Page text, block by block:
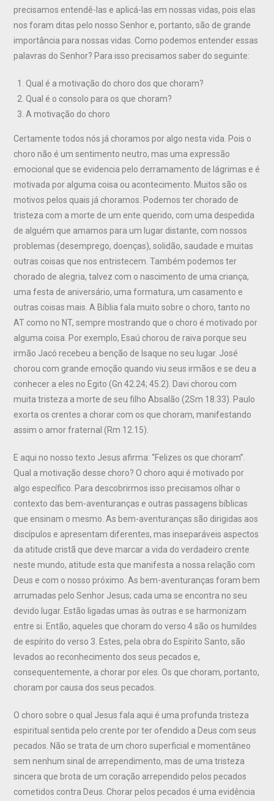
precisamos entendê-las e aplicá-las em nossas vidas, pois elas
nos foram ditas pelo nosso Senhor e, portanto, são de grande
importância para nossas vidas. Como podemos entender essas
palavras do Senhor? Para isso precisamos saber do seguinte:
Qual é a motivação do choro dos que choram?
Qual é o consolo para os que choram?
A motivação do choro
Certamente todos nós já choramos por algo nesta vida. Pois o
choro não é um sentimento neutro, mas uma expressão
emocional que se evidencia pelo derramamento de lágrimas e é
motivada por alguma coisa ou acontecimento. Muitos são os
motivos pelos quais já choramos. Podemos ter chorado de
tristeza com a morte de um ente querido, com uma despedida
de alguém que amamos para um lugar distante, com nossos
problemas (desemprego, doenças), solidão, saudade e muitas
outras coisas que nos entristecem. Também podemos ter
chorado de alegria, talvez com o nascimento de uma criança,
uma festa de aniversário, uma formatura, um casamento e
outras coisas mais. A Bíblia fala muito sobre o choro, tanto no
AT como no NT, sempre mostrando que o choro é motivado por
alguma coisa. Por exemplo, Esaú chorou de raiva porque seu
irmão Jacó recebeu a benção de Isaque no seu lugar. José
chorou com grande emoção quando viu seus irmãos e se deu a
conhecer a eles no Egito (Gn 42.24; 45.2). Davi chorou com
muita tristeza a morte de seu filho Absalão (2Sm 18.33). Paulo
exorta os crentes a chorar com os que choram, manifestando
assim o amor fraternal (Rm 12.15).
E aqui no nosso texto Jesus afirma: “Felizes os que choram”.
Qual a motivação desse choro? O choro aqui é motivado por
algo específico. Para descobrirmos isso precisamos olhar o
contexto das bem-aventuranças e outras passagens bíblicas
que ensinam o mesmo. As bem-aventuranças são dirigidas aos
discípulos e apresentam diferentes, mas inseparáveis aspectos
da atitude cristã que deve marcar a vida do verdadeiro crente
neste mundo, atitude esta que manifesta a nossa relação com
Deus e com o nosso próximo. As bem-aventuranças foram bem
arrumadas pelo Senhor Jesus; cada uma se encontra no seu
devido lugar. Estão ligadas umas às outras e se harmonizam
entre si. Então, aqueles que choram do verso 4 são os humildes
de espírito do verso 3. Estes, pela obra do Espírito Santo, são
levados ao reconhecimento dos seus pecados e,
consequentemente, a chorar por eles. Os que choram, portanto,
choram por causa dos seus pecados.
O choro sobre o qual Jesus fala aqui é uma profunda tristeza
espiritual sentida pelo crente por ter ofendido a Deus com seus
pecados. Não se trata de um choro superficial e momentâneo
sem nenhum sinal de arrependimento, mas de uma tristeza
sincera que brota de um coração arrependido pelos pecados
cometidos contra Deus. Chorar pelos pecados é uma evidência